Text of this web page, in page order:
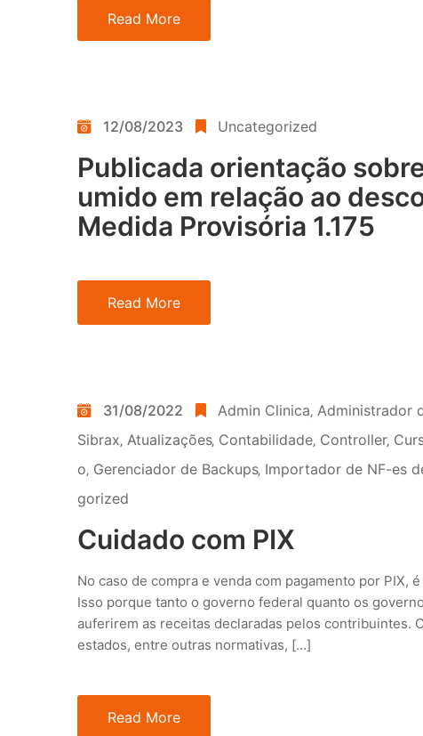
Read More
12/08/2023 Uncategorized
Publicada orientação
umido em relação ao
Medida Provisória 1.175
Read More
31/08/2022 Admin Clinica‚ Administrador
Sibrax‚ Atualizações‚ Contabilidade‚ Controller‚
o‚ Gerenciador de Backups‚ Importador de NF-es
gorized
Cuidado com PIX
No caso de compra e venda com pagamento por PIX,
Isso porque tanto o governo federal quanto os
auferirem as receitas declaradas pelos contribuintes.
estados, entre outras normativas, […]
Read More